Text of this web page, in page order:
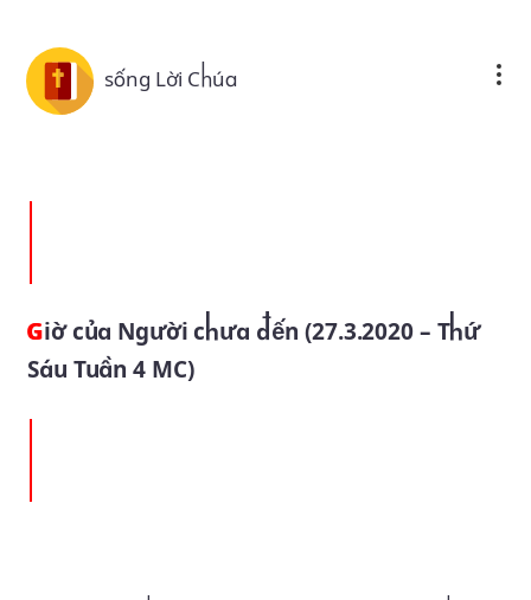
sống Lời Chúa
Giờ của Người chưa đến (27.3.2020 – Thứ
Sáu Tuần 4 MC)